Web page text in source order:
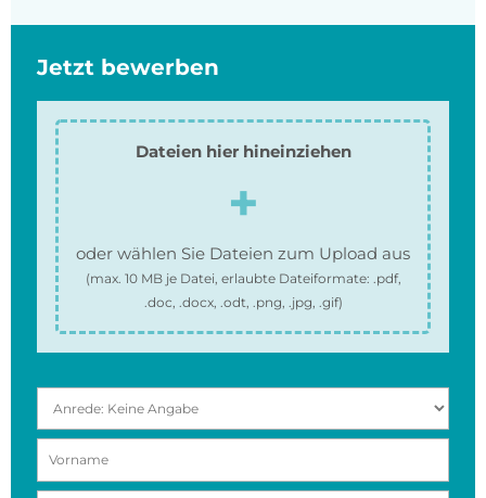
Jetzt bewerben
Dateien hier hineinziehen
oder wählen Sie Dateien zum Upload aus
(max. 10 MBje Datei, erlaubte Dateiformate: .pdf,
.doc, .docx, .odt, .png, .jpg, .gif)